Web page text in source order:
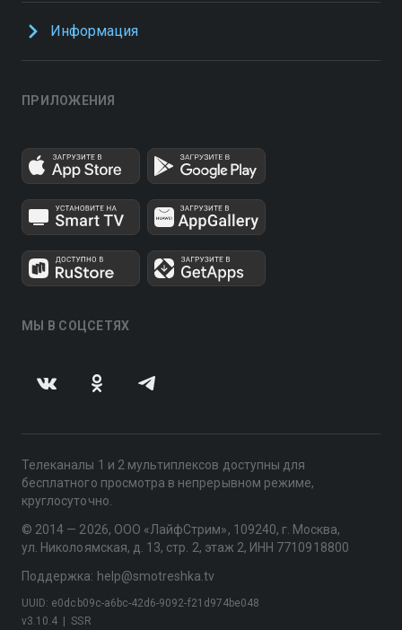
Информация
ПРИЛОЖЕНИЯ
МЫ В СОЦСЕТЯХ
Телеканалы 1 и 2 мультиплексов доступны для
бесплатного просмотра в непрерывном режиме,
круглосуточно.
© 2014 — 2026, ООО «ЛайфСтрим», 109240, г. Москва,
ул. Николоямская, д. 13, стр. 2, этаж 2, ИНН 7710918800
Поддержка: help@smotreshka.tv
v3.10.4 SSR
UUID: e0dcb09c-a6bc-42d6-9092-f21d974be048